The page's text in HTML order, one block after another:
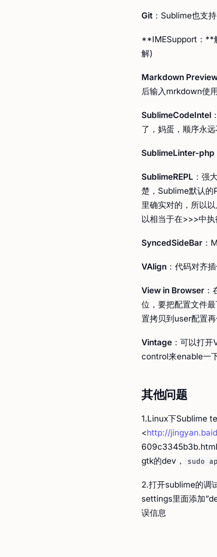
Git ：Sublime也支
**IMESupport：**
解)
Markdown
后输入mrkdown使
SublimeCodeIntel
了，妈蛋，顺序永
SublimeLinter-php
SublimeREPL ：强
楚，Sublime默认
里确实对的，所以
以相当于在>>>中
SyncedSideBar ：
VAlign ：代码对齐
View in Browser
位，要把配置文件
置拷贝到user配置
Vintage ：可以打
control来enable一
其他问题
1.Linux下Sublime
<http://
gtk的dev，
sudo
2.打开sublime的调
settings里面添加
误信息